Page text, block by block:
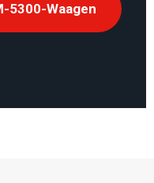
5300-Waagen